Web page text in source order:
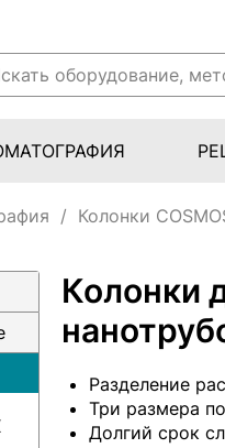
/ Колонки
Колонки
Разделение
Три размера
Долгий срок